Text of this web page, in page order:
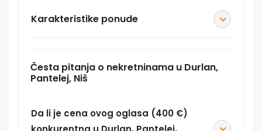
Karakteristike ponude
Česta pitanja o nekretninama u Durlan,
Pantelej, Niš
Da li je cena ovog oglasa (400 €)